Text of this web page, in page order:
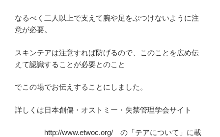
なるべく二人以上で支えて腕や足をぶつけないように注
意が必要。
スキンテアは注意すれば防げるので、このことを広め伝
えて認識することが必要とのこと
でこの場でお伝えすることにしました。
詳しくは日本創傷・オストミー・失禁管理学会サイト
http://www.etwoc.org/ の「テアについて」に載